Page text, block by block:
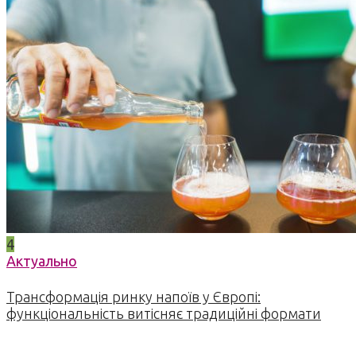
4
Актуально
Трансформація ринку напоїв у Європі:
функціональність витісняє традиційні формати